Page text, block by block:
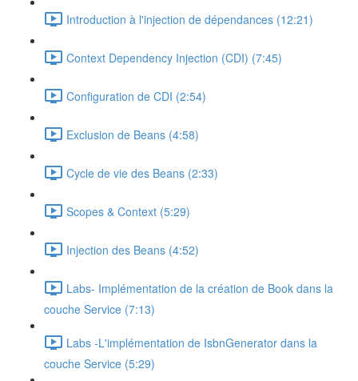
Introduction à l'injection de dépendances (12:21)
Context Dependency Injection (CDI) (7:45)
Configuration de CDI (2:54)
Exclusion de Beans (4:58)
Cycle de vie des Beans (2:33)
Scopes & Context (5:29)
Injection des Beans (4:52)
Labs- Implémentation de la création de Book dans la
couche Service (7:13)
Labs -L'implémentation de IsbnGenerator dans la
couche Service (5:29)